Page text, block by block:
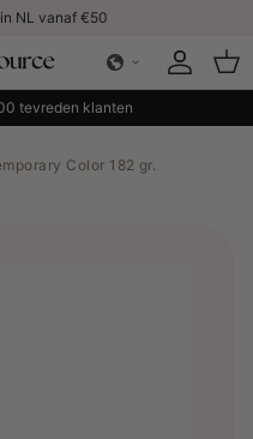
NL vanaf €50
Account
klanten
Color 182 gr.